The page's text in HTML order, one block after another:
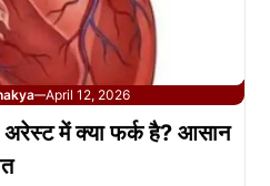
—April 12, 2026
अरेस्ट में क्या फर्क है? आसान